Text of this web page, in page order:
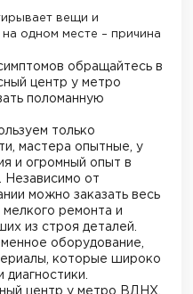
вещи и
одном месте – причина
обращайтесь в
центр у метро
поломанную
только
мастера опытные, у
и огромный опыт в
Независимо от
можно заказать весь
мелкого ремонта и
из строя деталей.
оборудование,
которые широко
центр у метро
ВДНХ